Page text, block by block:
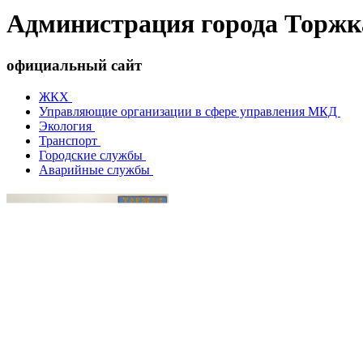
Администрация города
официальный сайт
ЖКХ
Управляющие организации в сфере управления МКД
Экология
Транспорт
Городские службы
Аварийные службы